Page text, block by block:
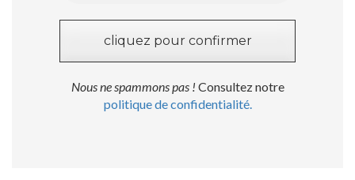
Nous ne spammons pas ! Consultez notre
politique de confidentialité.